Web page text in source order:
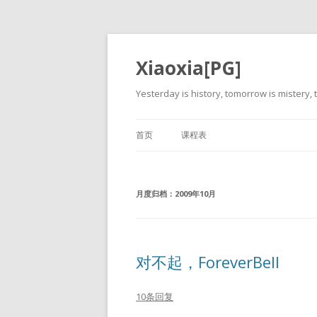
Xiaoxia[PG]
Yesterday is history, tomorrow is mistery,
首页 课程表
月度归档： 2009年10月
对不起，ForeverBell
10条回复